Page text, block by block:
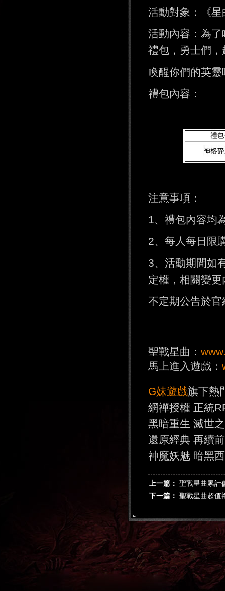
活動對象：《
活動內容：為
禮包，勇士們，
喚醒你們的英靈
禮包內容：
注意事項：
1、禮包內容均
2、每人每日限
3、活動期間如
定權，相關變
不定期公告於
聖戰星曲：
馬上進入遊戲：
G妹遊戲旗下熱
網禪授權 正統
黑暗重生 滅世
還原經典 再續
神魔妖魅 暗黑
上一篇： 聖戰星曲累計
下一篇： 聖戰星曲超值